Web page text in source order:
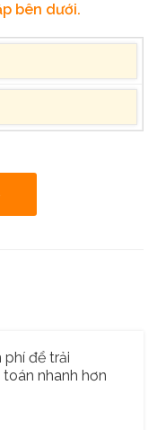
bên dưới.
phí để trải
nhanh hơn